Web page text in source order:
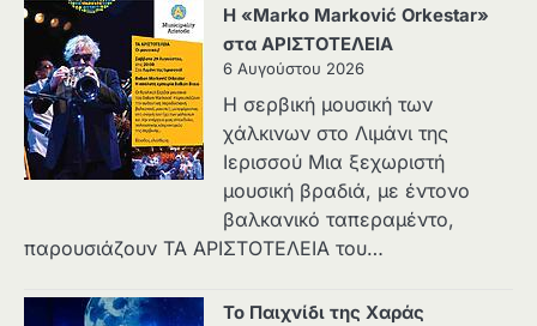
Η «Marko Marković Orkestar»
στα ΑΡΙΣΤΟΤΕΛΕΙΑ
6 Αυγούστου 2026
Η σερβική μουσική των
χάλκινων στο Λιμάνι της
Ιερισσού Μια ξεχωριστή
μουσική βραδιά, με έντονο
βαλκανικό ταπεραμέντο,
παρουσιάζουν ΤΑ ΑΡΙΣΤΟΤΕΛΕΙΑ του…
Το Παιχνίδι της Χαράς